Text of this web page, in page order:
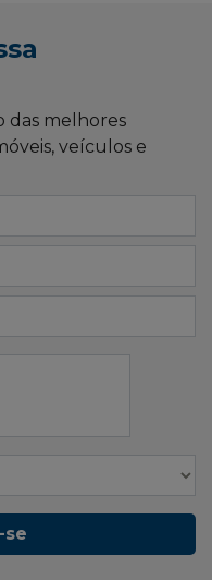
das melhores
veículos e
se